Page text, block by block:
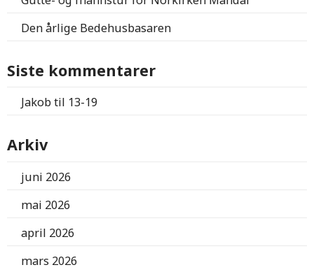
Den årlige Bedehusbasaren
Siste kommentarer
Jakobtil 13-19
Arkiv
juni 2026
mai 2026
april 2026
mars 2026